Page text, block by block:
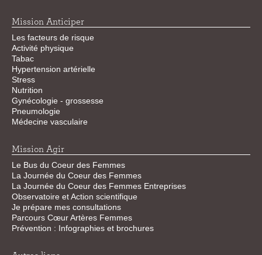
Mission Anticiper
Les facteurs de risque
Activité physique
Tabac
Hypertension artérielle
Stress
Nutrition
Gynécologie - grossesse
Pneumologie
Médecine vasculaire
Mission Agir
Le Bus du Coeur des Femmes
La Journée du Coeur des Femmes
La Journée du Coeur des Femmes Entreprises
Observatoire et Action scientifique
Je prépare mes consultations
Parcours Cœur Artères Femmes
Prévention : Infographies et brochures